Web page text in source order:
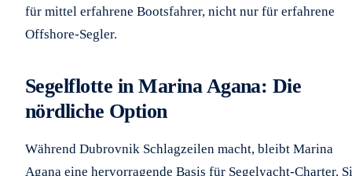
für mittel erfahrene Bootsfahrer, nicht nur für erfahrene
Offshore-Segler.
Segelflotte in Marina Agana: Die
nördliche Option
Während Dubrovnik Schlagzeilen macht, bleibt Marina
Agana eine hervorragende Basis für Segelyacht-Charter.